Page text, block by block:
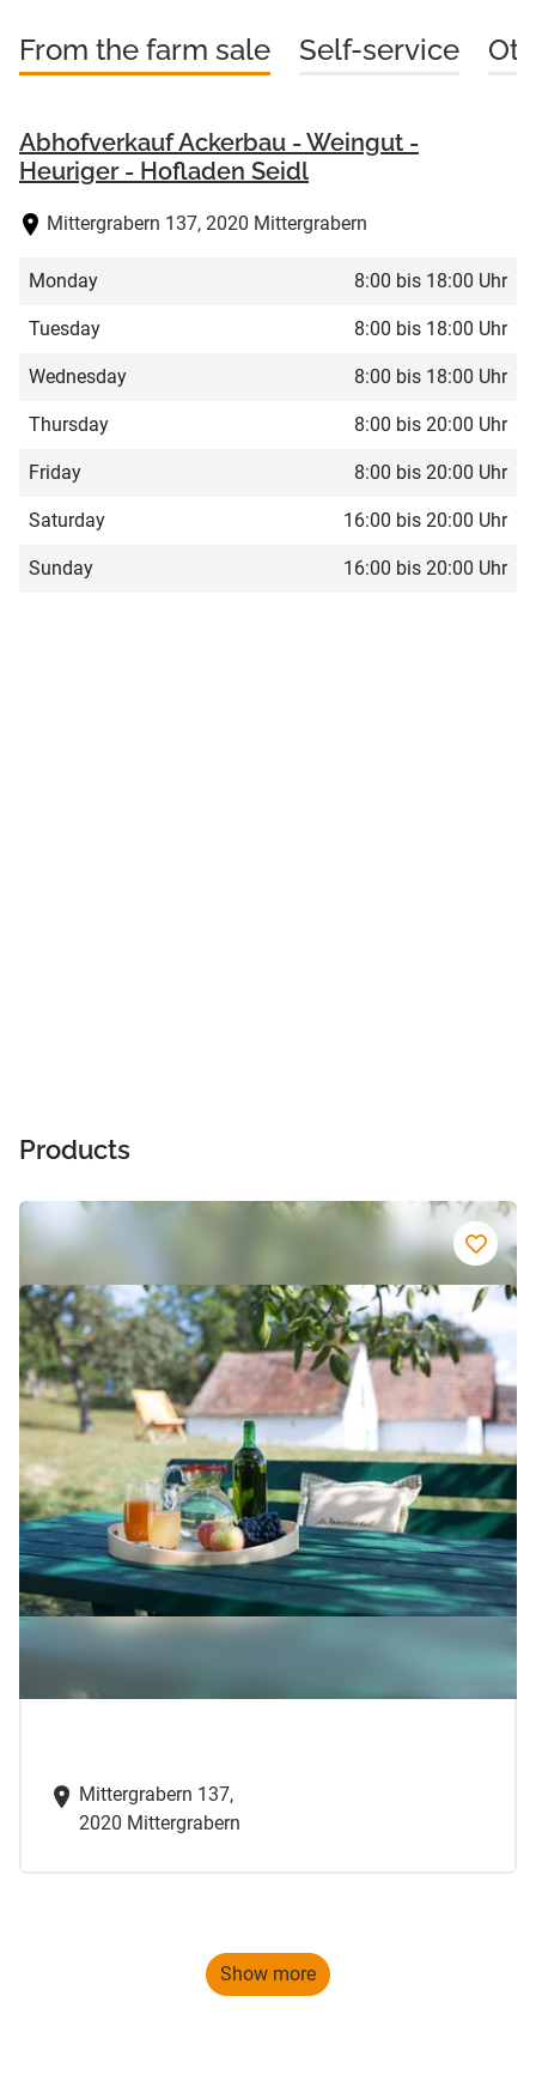
From the farm sale Self-service
Abhofverkauf Ackerbau - Weingut -
Heuriger - Hofladen Seidl
Mittergrabern 137, 2020 Mittergrabern
Monday 8:00 bis 18:00 Uhr
Tuesday 8:00 bis 18:00 Uhr
Wednesday 8:00 bis 18:00 Uhr
Thursday 8:00 bis 20:00 Uhr
Friday 8:00 bis 20:00 Uhr
Saturday 16:00 bis 20:00 Uhr
Sunday 16:00 bis 20:00 Uhr
Products
Mittergrabern 137,
2020 Mittergrabern
Show more